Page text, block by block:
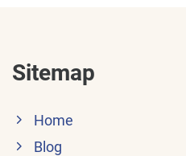
Sitemap
Home
Blog